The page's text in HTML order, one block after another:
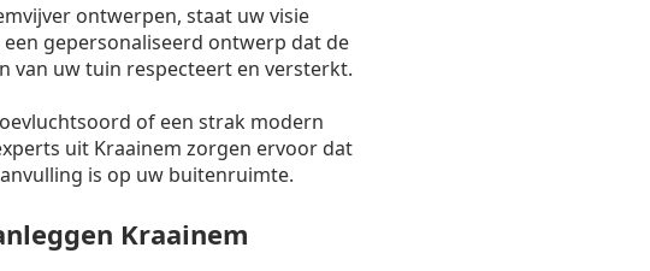
ontwerpen, staat uw visie
een gepersonaliseerd ontwerp dat de
van uw tuin respecteert en versterkt.
of een strak modern
uit Kraainem zorgen ervoor dat
is op uw buitenruimte.
Kraainem